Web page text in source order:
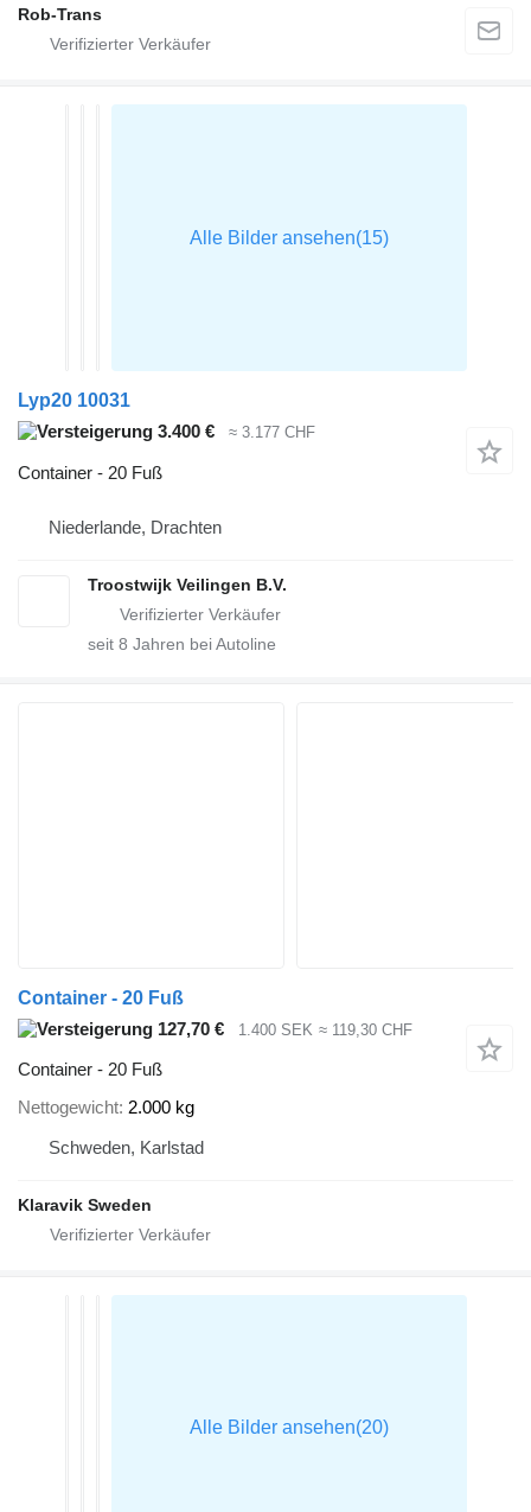
Rob-Trans
Lyp20 10031
3.400 €
≈ 3.177 CHF
Container - 20 Fuß
Niederlande, Drachten
Troostwijk Veilingen B.V.
seit 8 Jahren bei Autoline
Container - 20 Fuß
127,70 €
1.400 SEK ≈ 119,30 CHF
Container - 20 Fuß
Nettogewicht 2.000 kg
Schweden, Karlstad
Klaravik Sweden